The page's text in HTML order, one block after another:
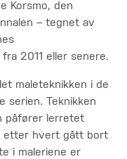
Korsmo, den
– tegnet av
2011 eller senere.
maleteknikken i de
serien. Teknikken
påfører lerretet
etter hvert gått bort
i maleriene er